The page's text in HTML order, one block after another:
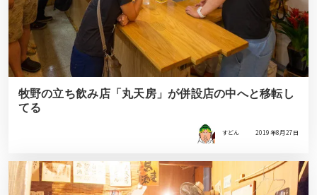
牧野の立ち飲み店「丸天房」が併設店の中へと移転し
てる
すどん 2019年8月27日